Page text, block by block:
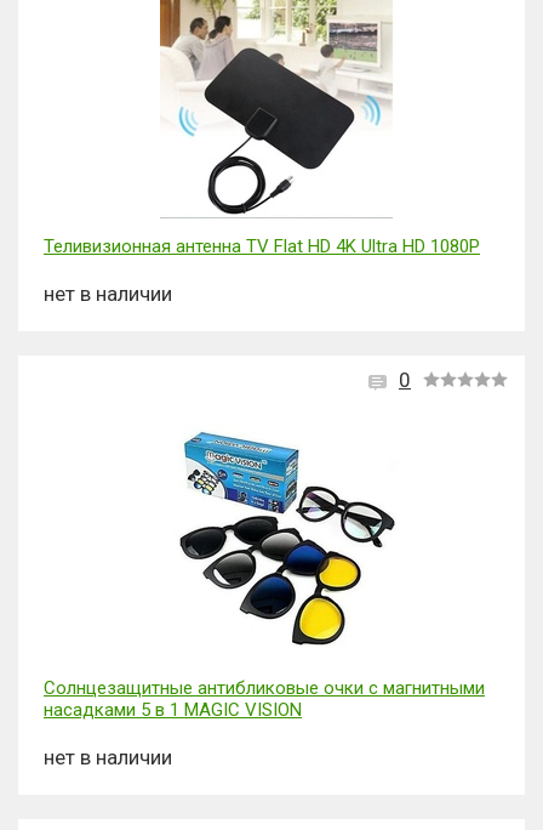
Теливизионная антенна TV Flat HD 4K Ultra HD 1080P
нет в наличии
0
Солнцезащитные антибликовые очки с магнитными
насадками 5 в 1 MAGIC VISION
нет в наличии